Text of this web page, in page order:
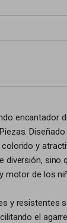
encantador
y
diversión, sino
motor de los
y resistentes
el